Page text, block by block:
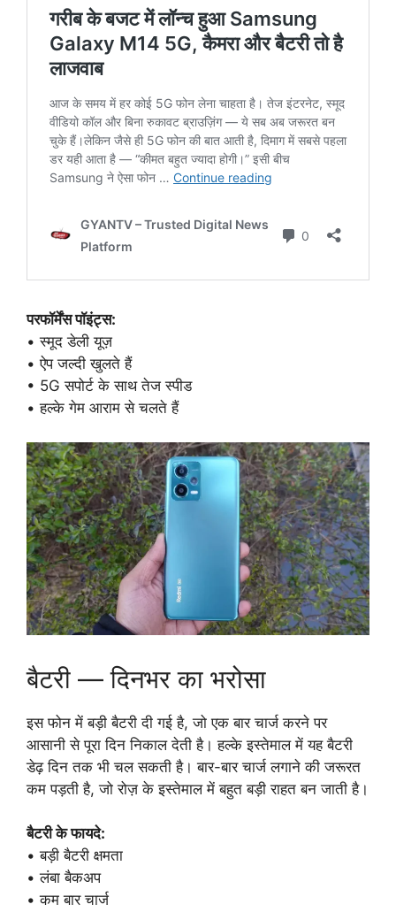
परफॉर्मेंस पॉइंट्स:
• स्मूद डेली यूज़
• ऐप जल्दी खुलते हैं
• 5G सपोर्ट के साथ तेज स्पीड
• हल्के गेम आराम से चलते हैं
बैटरी — दिनभर का भरोसा
इस फोन में बड़ी बैटरी दी गई है, जो एक बार चार्ज करने पर
आसानी से पूरा दिन निकाल देती है। हल्के इस्तेमाल में यह बैटरी
डेढ़ दिन तक भी चल सकती है। बार-बार चार्ज लगाने की जरूरत
कम पड़ती है, जो रोज़ के इस्तेमाल में बहुत बड़ी राहत बन जाती है।
बैटरी के फायदे:
• बड़ी बैटरी क्षमता
• लंबा बैकअप
• कम बार चार्ज